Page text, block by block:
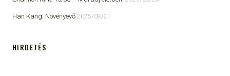
Han Kang: Növényevő 2025/08/21
HIRDETÉS